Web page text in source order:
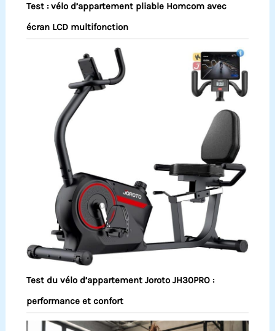
Test : vélo d’appartement pliable Homcom avec
écran LCD multifonction
Test du vélo d’appartement Joroto JH30PRO :
performance et confort